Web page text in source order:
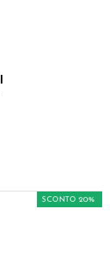
SCONTO 20%